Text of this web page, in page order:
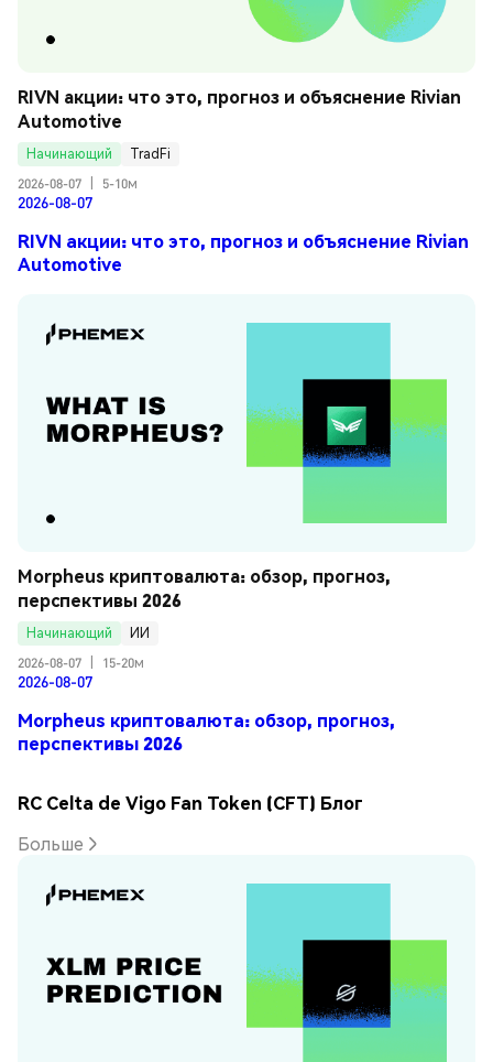
RIVN акции: что это, прогноз и объяснение Rivian
Automotive
Начинающий
TradFi
2026-08-07
5-10м
2026-08-07
RIVN акции: что это, прогноз и объяснение Rivian
Automotive
Morpheus криптовалюта: обзор, прогноз,
перспективы 2026
Начинающий
ИИ
2026-08-07
15-20м
2026-08-07
Morpheus криптовалюта: обзор, прогноз,
перспективы 2026
RC Celta de Vigo Fan Token (CFT) Блог
Больше